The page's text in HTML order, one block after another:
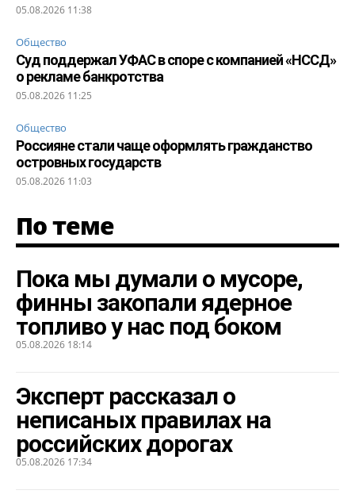
05.08.2026 11:38
Общество
Суд поддержал УФАС в споре с компанией «НССД»
о рекламе банкротства
05.08.2026 11:25
Общество
Россияне стали чаще оформлять гражданство
островных государств
05.08.2026 11:03
По теме
Пока мы думали о мусоре,
финны закопали ядерное
топливо у нас под боком
05.08.2026 18:14
Эксперт рассказал о
неписаных правилах на
российских дорогах
05.08.2026 17:34